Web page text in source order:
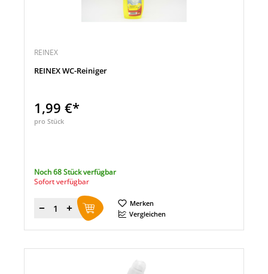
REINEX
REINEX WC-Reiniger
1,99 €*
pro Stück
Noch 68 Stück verfügbar
Sofort verfügbar
Menge
Merken
Vergleichen